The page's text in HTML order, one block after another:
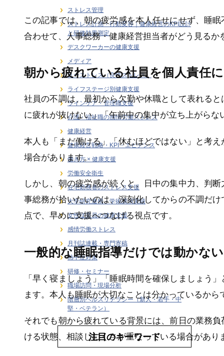
この記事では、朝の疲労感を本人任せにせず、睡
合わせて、人事総務・健康経営担当者がどう見るか
朝から疲れている社員を個人責任
社員の不調は、最初から欠勤や休職として表れる
に疲れが抜けない」「午前中の集中が立ち上がら
本人も「まだ働ける」「休むほどではない」と考
場合があります。
しかし、朝の疲労感が続くと、日中の集中力、判
事総務が拾いたいのは、深刻化してからの不調だ
点で、早めに支援へつなげる視点です。
一般的な睡眠指導だけでは動かな
「早く寝ましょう」「睡眠時間を確保しましょう
ます。本人も睡眠が大切なことは分かっているから
それでも朝から疲れている背景には、前日の業務
ける状態、相談しにくさが重なっている場合があり
ストレス管理
ストレス計測・行動変容｜健康経営のKPI設計
と研修効果測定
デスクワーカーの健康支援
メディア
ユーストレス（良性ストレス）
ライフステージ別健康支援
ラインケア・管理職支援
介護・福祉職の感情労働ストレス
健康経営
健康経営戦略・KPI・エビデンス
働き方 × 健康支援
労働安全衛生
在宅勤務者のストレス支援
大学研究連携・学術講演実績
女性従業員の健康支援
感情労働ストレス
月刊誌連載・専門寄稿
熱中症対策
研修・セミナー
職場訪問・現場分析
階層別ヘルスリテラシー（新人・若手・中
堅・ベテラン）
注目のキーワード